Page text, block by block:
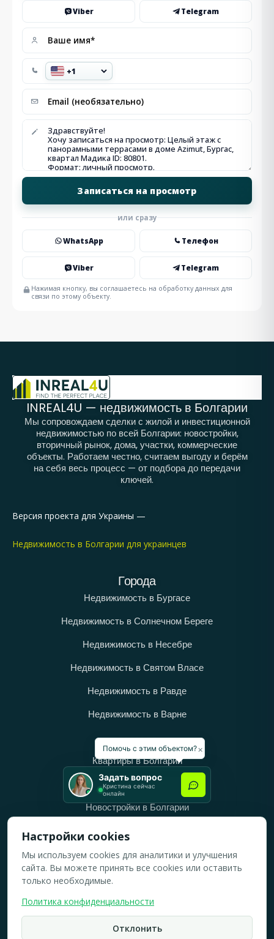
Viber Telegram
или сразу
WhatsApp Телефон
Viber Telegram
Нажимая кнопку, вы соглашаетесь на обработку данных для
связи по этому объекту.
INREAL4U — недвижимость в Болгарии
Мы сопровождаем сделки с жилой и инвестиционной
недвижимостью по всей Болгарии: новостройки,
вторичный рынок, дома, участки, коммерческие
объекты. Работаем честно, считаем выгоду и берём
на себя весь процесс — от подбора до передачи
ключей.
Версия проекта для Украины —
Недвижимость в Болгарии для украинцев
Города
Недвижимость в Бургасе
Недвижимость в Солнечном Береге
Недвижимость в Несебре
Недвижимость в Святом Власе
Недвижимость в Равде
Недвижимость в Варне
Категории
Квартиры в Болгарии
Дома в Болгарии
Новостройки в Болгарии
Вторичное жильё в Болгарии
Рабочее время
ПН-ПТ: 10:00 — 18:00
ВС: Выходной
2019-2026 © Все права защищены.
×
Помочь с этим объектом?
Задать вопрос
Кристина сейчас
онлайн
Настройки cookies
Мы используем cookies для аналитики и улучшения
сайта. Вы можете принять все cookies или оставить
только необходимые.
Политика конфиденциальности
Отклонить